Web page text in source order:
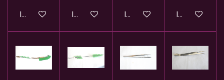
In winkelwagen In winkelwagen In winkelwagen In